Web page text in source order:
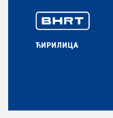
ЋИРИЛИЦА